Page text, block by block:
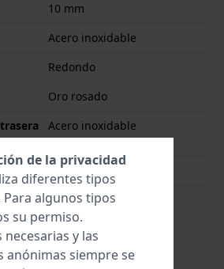
10 mm
Acero inoxidable
Redondo
Oro rosado
Acero inoxidable
Cerrado con tornillos
Zafiro
Corona tipo pull
de la privacidad
diferentes tipos
Para algunos tipos
su permiso.
necesarias y las
anónimas siempre se